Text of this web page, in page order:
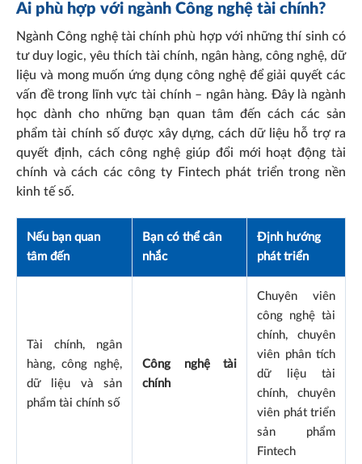
Ai phù hợp với ngành Công nghệ tài chính?
Ngành Công nghệ tài chính phù hợp với những thí sinh có
tư duy logic, yêu thích tài chính, ngân hàng, công nghệ, dữ
liệu và mong muốn ứng dụng công nghệ để giải quyết các
vấn đề trong lĩnh vực tài chính – ngân hàng. Đây là ngành
học dành cho những bạn quan tâm đến cách các sản
phẩm tài chính số được xây dựng, cách dữ liệu hỗ trợ ra
quyết định, cách công nghệ giúp đổi mới hoạt động tài
chính và cách các công ty Fintech phát triển trong nền
kinh tế số.
Nếu bạn quan
tâm đến
Bạn có thể cân
nhắc
Định hướng
phát triển
Tài chính, ngân
hàng, công nghệ,
dữ liệu và sản
phẩm tài chính số
Công nghệ tài
chính
Chuyên viên
công nghệ tài
chính, chuyên
viên phân tích
dữ liệu tài
chính, chuyên
viên phát triển
sản phẩm
Fintech